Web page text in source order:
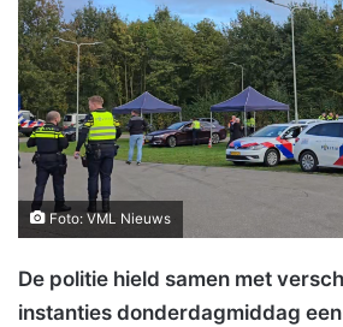
Foto: VML Nieuws
De politie hield samen met
instanties donderdagmiddag